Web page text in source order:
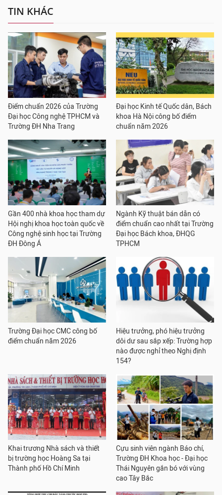
TIN KHÁC
Điểm chuẩn 2026 của Trường
Đại học Công nghệ TPHCM và
Trường ĐH Nha Trang
Đại học Kinh tế Quốc dân, Bách
khoa Hà Nội công bố điểm
chuẩn năm 2026
Gần 400 nhà khoa học tham dự
Hội nghị khoa học toàn quốc về
Công nghệ sinh học tại Trường
ĐH Đông Á
Ngành Kỹ thuật bán dẫn có
điểm chuẩn cao nhất tại Trường
Đại học Bách khoa, ĐHQG
TPHCM
Trường Đại học CMC công bố
điểm chuẩn năm 2026
Hiệu trưởng, phó hiệu trưởng
dôi dư sau sắp xếp: Trường hợp
nào được nghỉ theo Nghị định
154?
Khai trương Nhà sách và thiết
bị trường học Hoàng Sa tại
Thành phố Hồ Chí Minh
Cựu sinh viên ngành Báo chí,
Trường ĐH Khoa học - Đại học
Thái Nguyên gắn bó với vùng
cao Tây Bắc